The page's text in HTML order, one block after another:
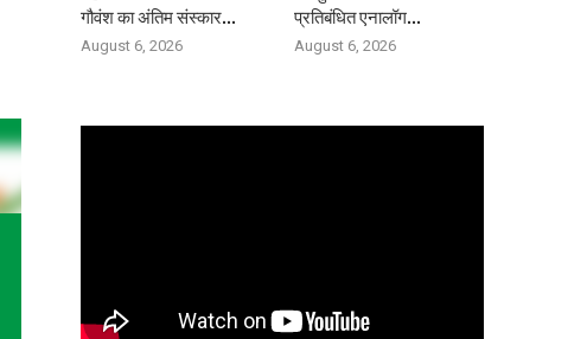
गौवंश का अंतिम संस्कार...
August 6, 2026
प्रतिबंधित एनालॉग...
August 6, 2026